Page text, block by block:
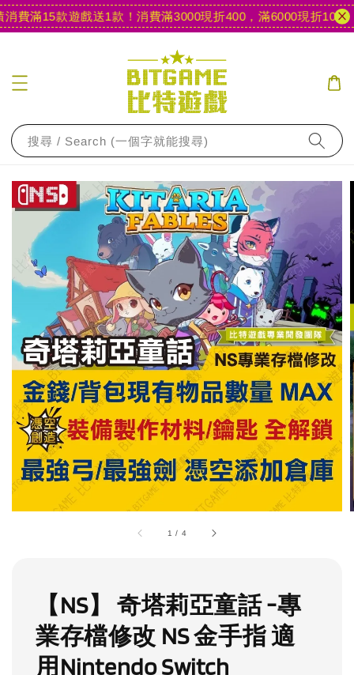
費滿15款遊戲送1款！ 消費滿3000現折400，滿6000現折1000
搜尋 / Search (一個字就能搜尋)
1 / 4
【NS】 奇塔莉亞童話 -專
業存檔修改 NS 金手指 適
用Nintendo Switch